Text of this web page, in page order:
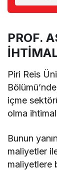
PROF.
Piri Reis
içme
olma
Bunun
maliyetler
maliyetlere